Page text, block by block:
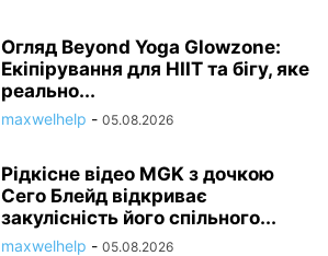
Огляд Beyond Yoga Glowzone:
Екіпірування для HIIT та бігу, яке
реально...
maxwelhelp - 05.08.2026
Рідкісне відео MGK з дочкою
Сего Блейд відкриває
закулісність його спільного...
maxwelhelp - 05.08.2026